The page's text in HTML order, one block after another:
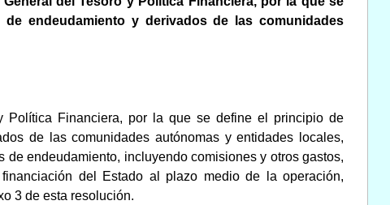
endeudamiento y derivados de las comunidades
Financiera, por la que se define el principio de
de las comunidades autónomas y entidades locales,
endeudamiento, incluyendo comisiones y otros gastos,
del Estado al plazo medio de la operación,
3 de esta resolución.